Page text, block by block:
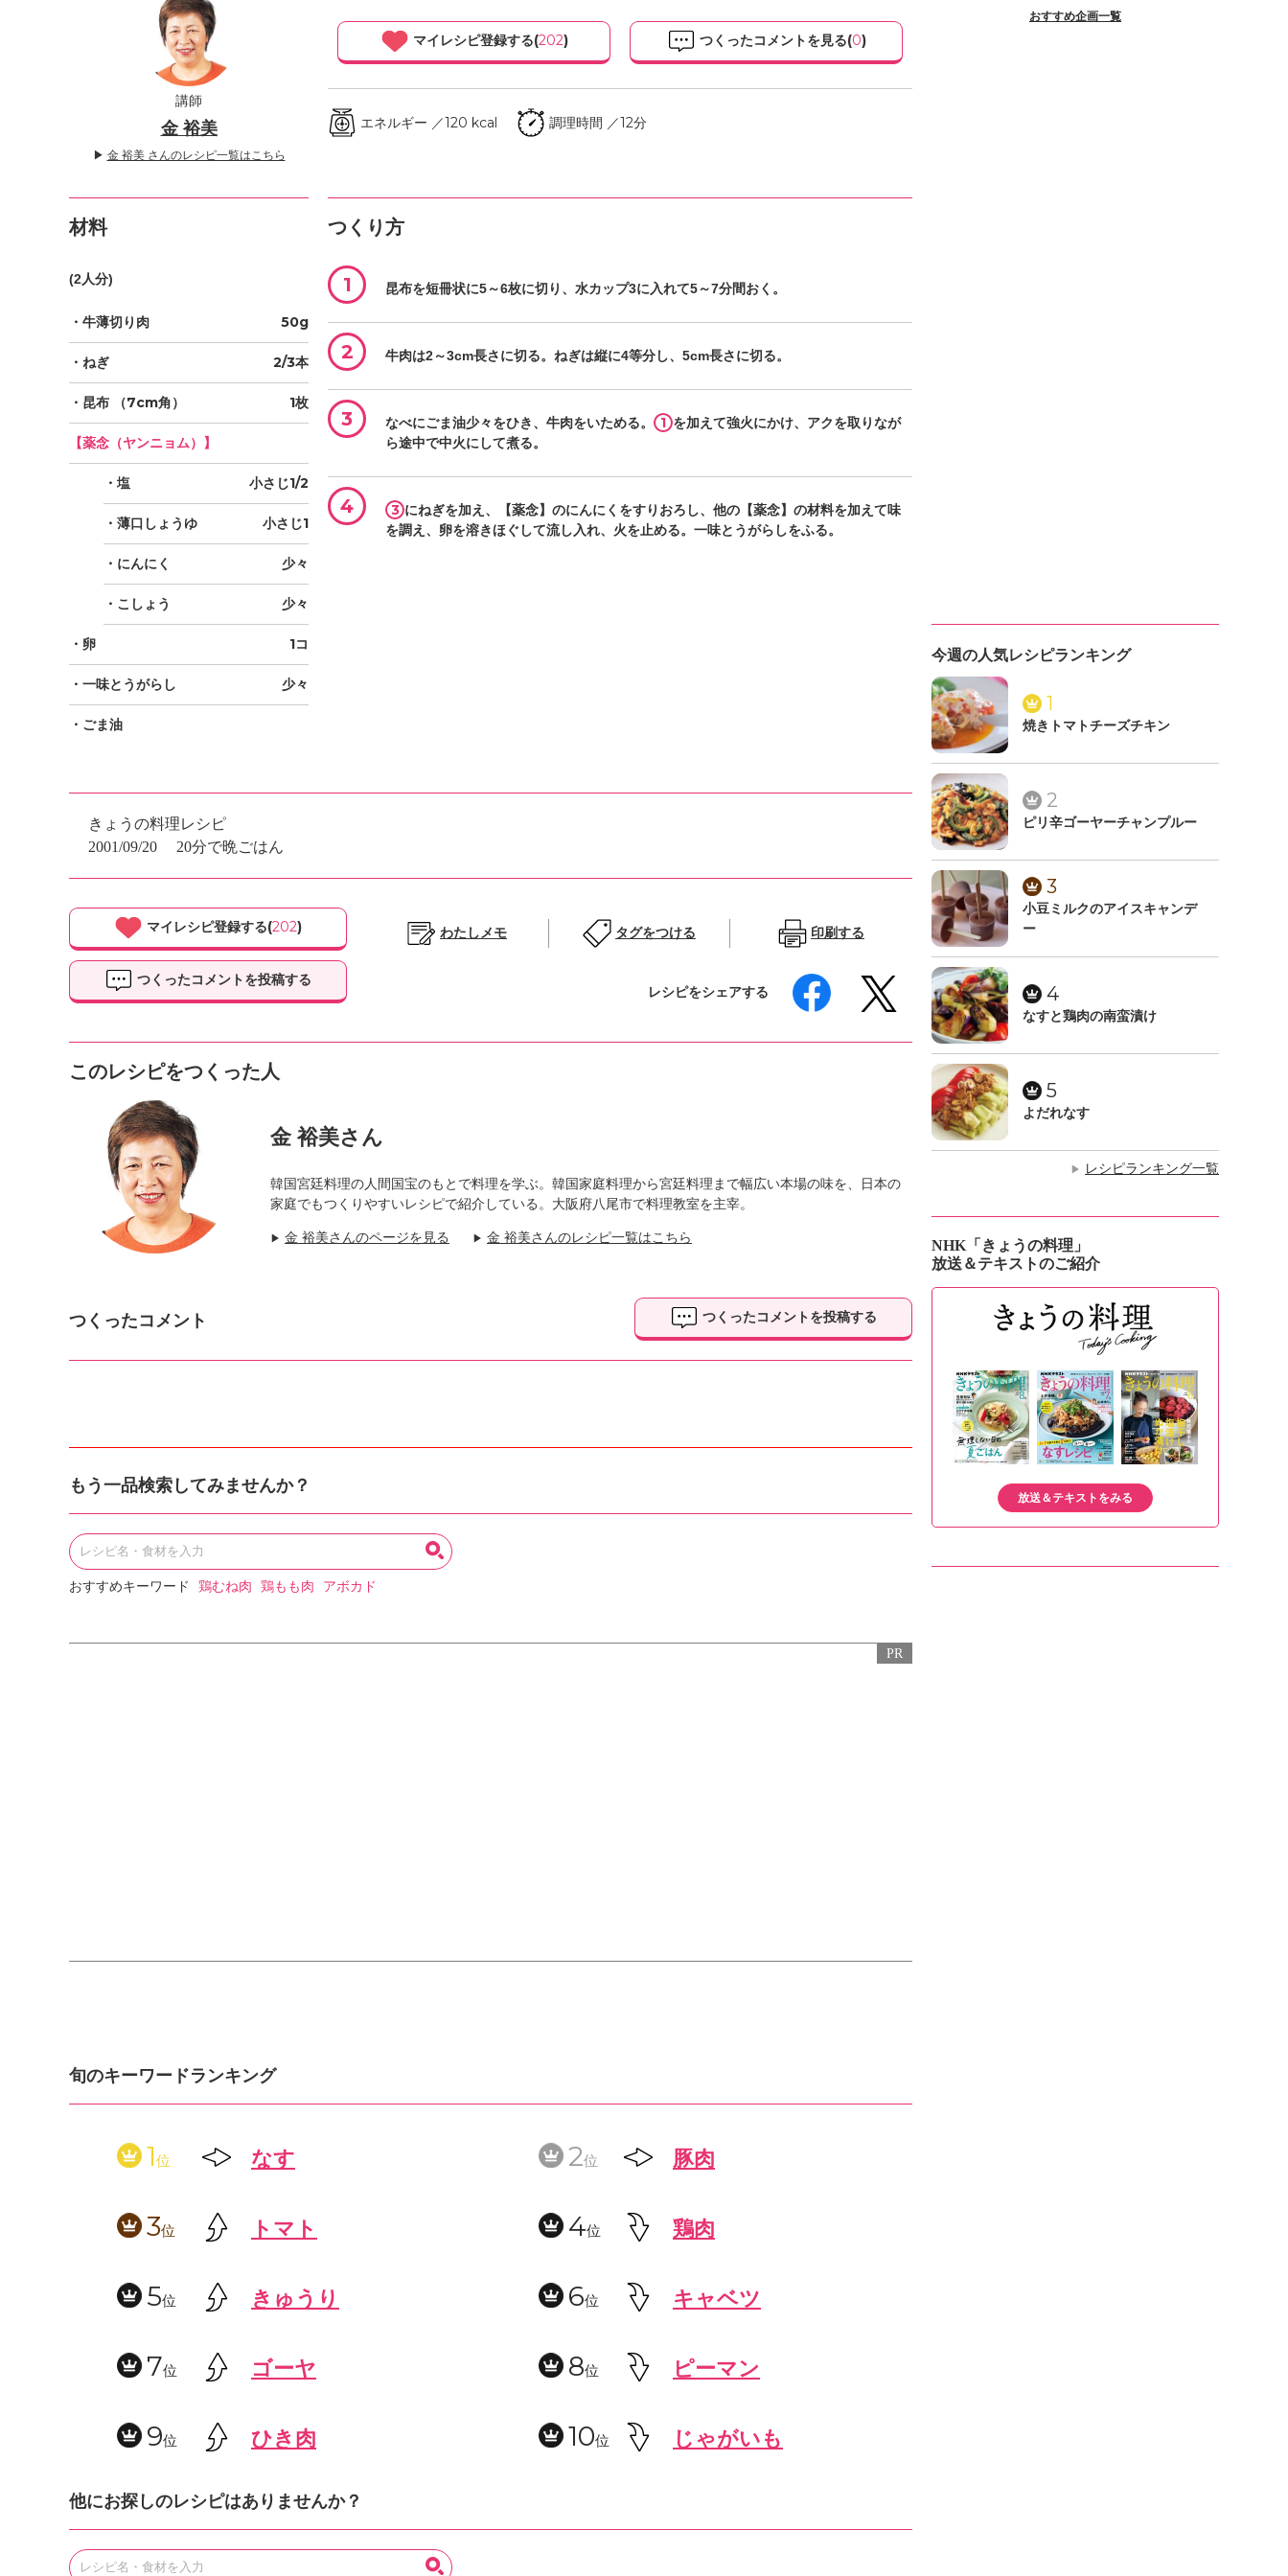
講師
金 裕美
▶ 金 裕美 さんのレシピ一覧はこちら
マイレシピ登録する(202) つくったコメントを見る(0)
エネルギー ／120 kcal 調理時間 ／12分
材料
(2人分)
・牛薄切り肉 50g
・ねぎ 2/3本
・昆布 （7cm角） 1枚
【薬念（ヤンニョム）】
・塩 小さじ1/2
・薄口しょうゆ 小さじ1
・にんにく 少々
・こしょう 少々
・卵 1コ
・一味とうがらし 少々
・ごま油
つくり方
1 昆布を短冊状に5～6枚に切り、水カップ3に入れて5～7分間おく。
2 牛肉は2～3cm長さに切る。ねぎは縦に4等分し、5cm長さに切る。
3 なべにごま油少々をひき、牛肉をいためる。 1 を加えて強火にかけ、アクを取りなが
ら途中で中火にして煮る。
4 3 にねぎを加え、【薬念】のにんにくをすりおろし、他の【薬念】の材料を加えて味
を調え、卵を溶きほぐして流し入れ、火を止める。一味とうがらしをふる。
きょうの料理レシピ
2001/09/20
20分で晩ごはん
マイレシピ登録する(202)
つくったコメントを投稿する
わたしメモ タグをつける 印刷する
レシピをシェアする
このレシピをつくった人
金 裕美さん
韓国宮廷料理の人間国宝のもとで料理を学ぶ。韓国家庭料理から宮廷料理まで幅広い本場の味を、日本の
家庭でもつくりやすいレシピで紹介している。大阪府八尾市で料理教室を主宰。
▶ 金 裕美さんのページを見る ▶ 金 裕美さんのレシピ一覧はこちら
つくったコメント つくったコメントを投稿する
もう一品検索してみませんか？
おすすめキーワード 鶏むね肉 鶏もも肉 アボカド
PR
旬のキーワードランキング
1位 なす 2位 豚肉
3位 トマト 4位 鶏肉
5位 きゅうり 6位 キャベツ
7位 ゴーヤ 8位 ピーマン
9位 ひき肉 10位 じゃがいも
他にお探しのレシピはありませんか？
おすすめ企画一覧
今週の人気レシピランキング
1
焼きトマトチーズチキン
2
ピリ辛ゴーヤーチャンプルー
3
小豆ミルクのアイスキャンデ
ー
4
なすと鶏肉の南蛮漬け
5
よだれなす
▶ レシピランキング一覧
NHK「きょうの料理」
放送＆テキストのご紹介
放送＆テキストをみる